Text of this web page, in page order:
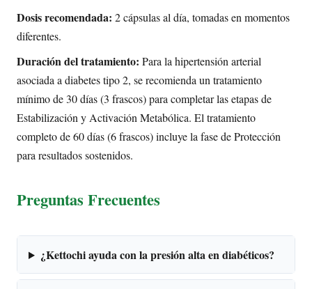
Dosis recomendada: 2 cápsulas al día, tomadas en momentos
diferentes.
Duración del tratamiento: Para la hipertensión arterial
asociada a diabetes tipo 2, se recomienda un tratamiento
mínimo de 30 días (3 frascos) para completar las etapas de
Estabilización y Activación Metabólica. El tratamiento
completo de 60 días (6 frascos) incluye la fase de Protección
para resultados sostenidos.
Preguntas Frecuentes
¿Kettochi ayuda con la presión alta en diabéticos?